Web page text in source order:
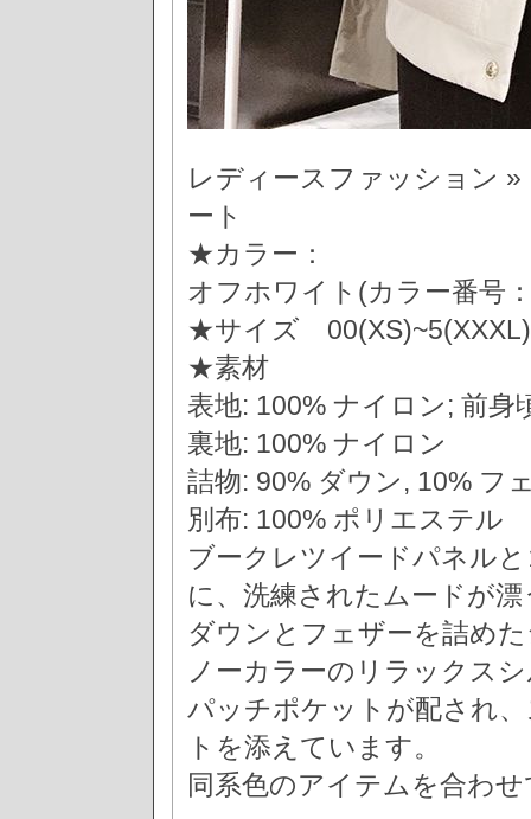
レディースファッション
ート
★カラー：
オフホワイト(カラー番号
★サイズ 00(XS)~5(XXXL)
★素材
表地: 100% ナイロン; 前身
裏地: 100% ナイロン
詰物: 90% ダウン, 10% フ
別布: 100% ポリエステル
ブークレツイードパネル
に、洗練されたムードが
ダウンとフェザーを詰め
ノーカラーのリラックス
パッチポケットが配され
トを添えています。
同系色のアイテムを合わ